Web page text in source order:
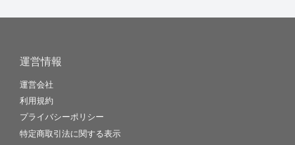
運営情報
運営会社
利用規約
プライバシーポリシー
特定商取引法に関する表示